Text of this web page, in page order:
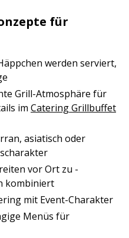
für
werden serviert,
Grill-Atmosphäre für
im Catering Grillbuffet
asiatisch oder
vor Ort zu -
kombiniert
mit Event-Charakter
Menüs für